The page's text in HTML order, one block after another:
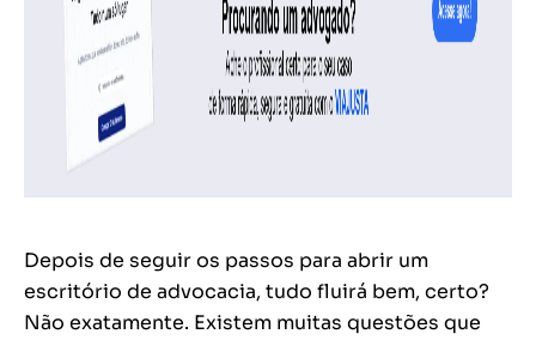
Depois de seguir os passos para abrir um
escritório de advocacia, tudo fluirá bem, certo?
Não exatamente. Existem muitas questões que